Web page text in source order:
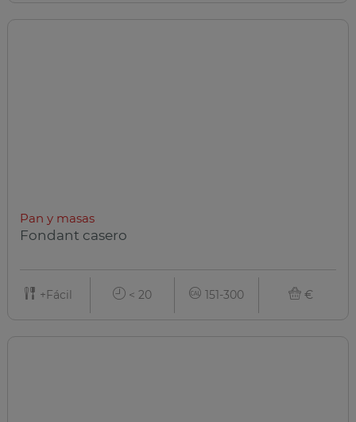
Pan y masas
Fondant casero
+Fácil < 20 151-300 €